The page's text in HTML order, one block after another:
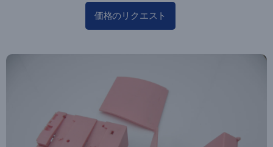
価格のリクエスト